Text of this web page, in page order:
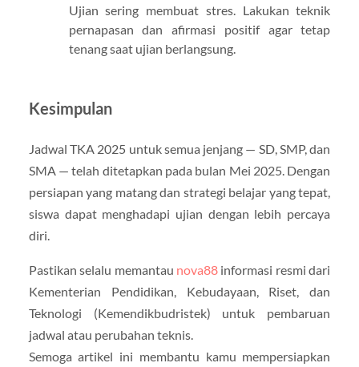
Ujian sering membuat stres. Lakukan teknik
pernapasan dan afirmasi positif agar tetap
tenang saat ujian berlangsung.
Kesimpulan
Jadwal TKA 2025 untuk semua jenjang — SD, SMP, dan
SMA — telah ditetapkan pada bulan Mei 2025. Dengan
persiapan yang matang dan strategi belajar yang tepat,
siswa dapat menghadapi ujian dengan lebih percaya
diri.
Pastikan selalu memantau nova88 informasi resmi dari
Kementerian Pendidikan, Kebudayaan, Riset, dan
Teknologi (Kemendikbudristek) untuk pembaruan
jadwal atau perubahan teknis.
Semoga artikel ini membantu kamu mempersiapkan